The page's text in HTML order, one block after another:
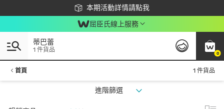
本期活動詳情請點我
下載app最高回饋$350
屈臣氏線上服務
0
蒂巴蕾
1 件貨品
首頁 1 件貨品
進階篩選